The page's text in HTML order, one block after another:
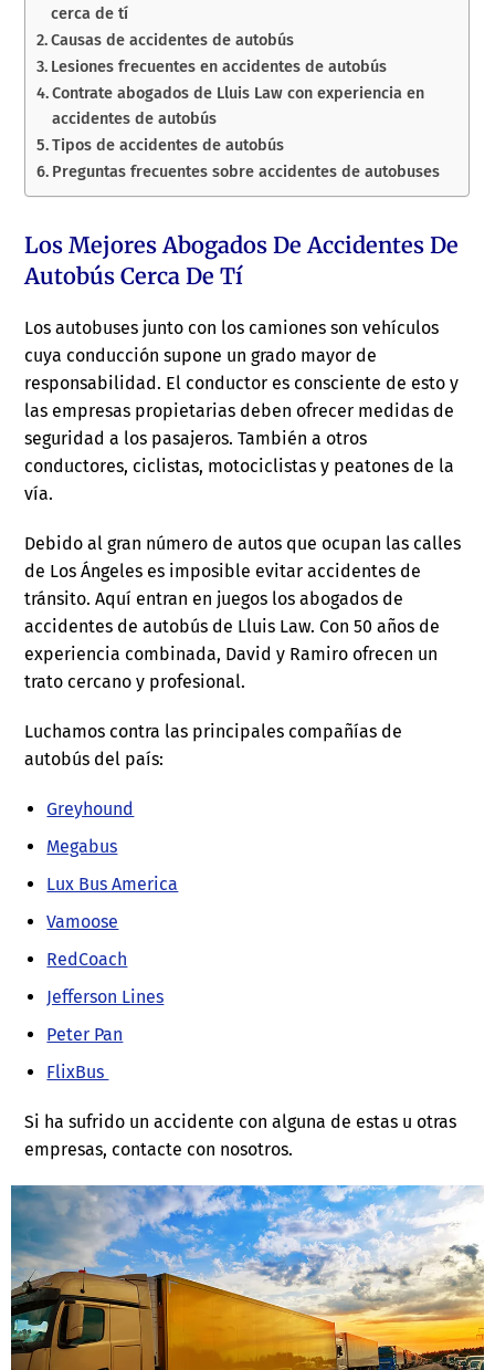
cerca de tí
Causas de accidentes de autobús
Lesiones frecuentes en accidentes de autobús
Contrate abogados de Lluis Law con experiencia en
accidentes de autobús
Tipos de accidentes de autobús
Preguntas frecuentes sobre accidentes de autobuses
Los Mejores Abogados De Accidentes De
Autobús Cerca De Tí
Los autobuses junto con los camiones son vehículos
cuya conducción supone un grado mayor de
responsabilidad. El conductor es consciente de esto y
las empresas propietarias deben ofrecer medidas de
seguridad a los pasajeros. También a otros
conductores, ciclistas, motociclistas y peatones de la
vía.
Debido al gran número de autos que ocupan las calles
de Los Ángeles es imposible evitar accidentes de
tránsito. Aquí entran en juegos los abogados de
accidentes de autobús de Lluis Law. Con 50 años de
experiencia combinada, David y Ramiro ofrecen un
trato cercano y profesional.
Luchamos contra las principales compañías de
autobús del país:
Greyhound
Megabus
Lux Bus America
Vamoose
RedCoach
Jefferson Lines
Peter Pan
FlixBus
Si ha sufrido un accidente con alguna de estas u otras
empresas, contacte con nosotros.